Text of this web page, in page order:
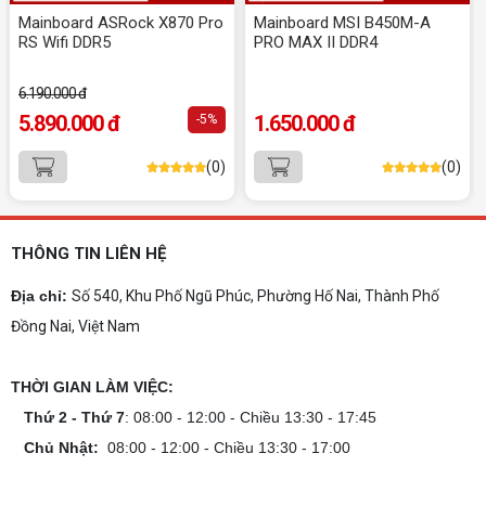
Nâng cấp pc nên nâng gì trước để tối ưu chi phí và
tăng hiệu năng tối đa? Xem ngay thứ tự ưu tiên
nâng cấp linh kiện PC chi tiết trong bài viết này!
PC gaming nóng quạt kêu to: Nguyên
nhân và Cách khắc phục
Tình trạng PC gaming nóng quạt kêu to khiến
máy giật lag, giảm tuổi thọ? Tìm hiểu ngay
nguyên nhân và cách khắc phục hiệu quả để máy
hoạt động êm ái.
với công nghệ 3D V-Cache đỉnh cao, mang lại
hiệu năng chơi game vượt trội. Khám phá chi tiết
10 nguyên nhân khiến máy tụt FPS khi chơi game
Nguyễn Thắng.
Mainboard ASRock X870 Pro
RS Wifi DDR5
6.190.000 đ
5.890.000 đ -5%
(0)
Mainboard MSI B450M-A
PRO MAX II DDR4
1.650.000 đ
(0)
THÔNG TIN LIÊN HỆ
Địa chỉ: Số 540, Khu Phố Ngũ Phúc, Phường Hố Nai, Thành Phố
Đồng Nai, Việt Nam
THỜI GIAN LÀM VIỆC:
Thứ 2 - Thứ 7: 08:00 - 12:00 - Chiều 13:30 - 17:45
Chủ Nhật: 08:00 - 12:00 - Chiều 13:30 - 17:00